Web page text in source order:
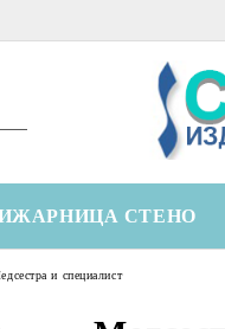
СТЕНО
и специалист